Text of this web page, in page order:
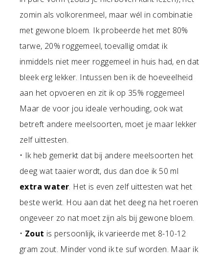
zomin als volkorenmeel, maar wél in combinatie
met gewone bloem. Ik probeerde het met 80%
tarwe, 20% roggemeel, toevallig omdat ik
inmiddels niet meer roggemeel in huis had, en dat
bleek erg lekker. Intussen ben ik de hoeveelheid
aan het opvoeren en zit ik op 35% roggemeel
Maar de voor jou ideale verhouding, ook wat
betreft andere meelsoorten, moet je maar lekker
zelf uittesten.
• Ik heb gemerkt dat bij andere meelsoorten het
deeg wat taaier wordt, dus dan doe ik 50 ml
extra water. Het is even zelf uittesten wat het
beste werkt. Hou aan dat het deeg na het roeren
ongeveer zo nat moet zijn als bij gewone bloem.
• Zout is persoonlijk, ik varieerde met 8-10-12
gram zout. Minder vond ik te suf worden. Maar ik